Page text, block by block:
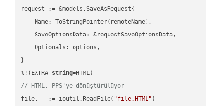
request := &models.SaveAsRequest{
    Name: ToStringPointer(remoteName),
    SaveOptionsData: &requestSaveOptionsData,
    Optionals: options,
}
%!(EXTRA string
// HTML, PPS'ye dönüştürülüyor
file, _ := ioutil.ReadFile( "file.HTML" )